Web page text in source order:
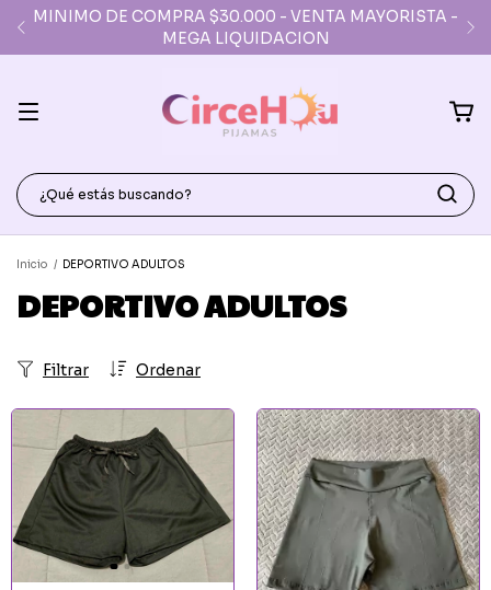
- VENTA MAYORISTA -
DEPOSITO PARA
DE L A
Inicio / DEPORTIVO ADULTOS
DEPORTIVO ADULTOS
Ordenar
Filtrar